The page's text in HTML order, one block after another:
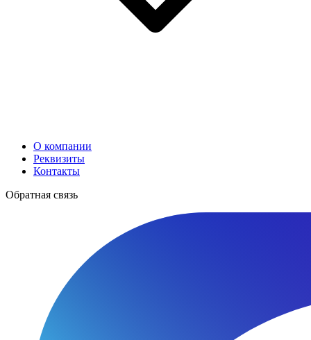
О компании
Реквизиты
Контакты
Обратная связь